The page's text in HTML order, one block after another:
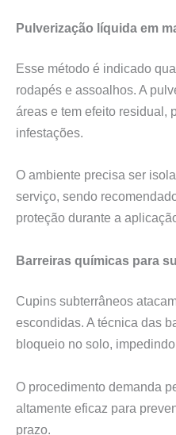
Pulverização líquida em
Esse método é indicado
rodapés e assoalhos. A
áreas e tem efeito residual,
infestações.
O ambiente precisa ser
serviço, sendo
proteção durante a
Barreiras químicas para
Cupins subterrâneos
escondidas. A técnica das
bloqueio no solo,
O procedimento demanda
altamente eficaz para
prazo.